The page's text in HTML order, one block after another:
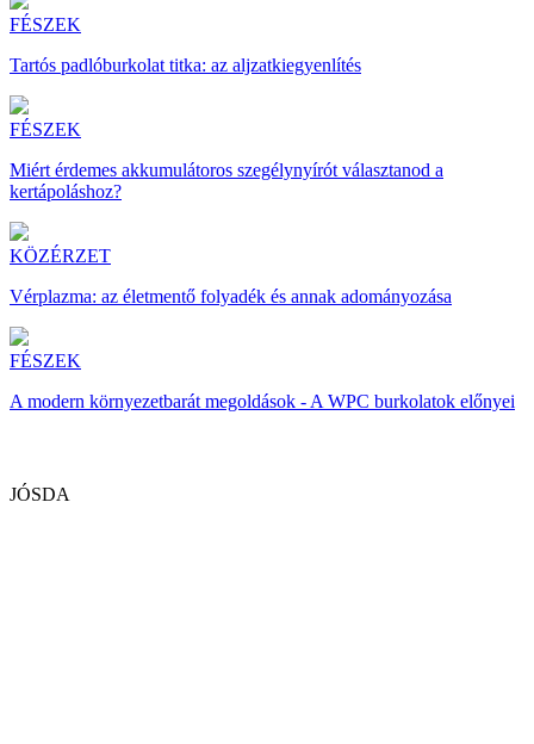
FÉSZEK
Tartós padlóburkolat titka: az aljzatkiegyenlítés
FÉSZEK
Miért érdemes akkumulátoros szegélynyírót választanod a
kertápoláshoz?
KÖZÉRZET
Vérplazma: az életmentő folyadék és annak adományozása
FÉSZEK
A modern környezetbarát megoldások - A WPC burkolatok előnyei
JÓSDA